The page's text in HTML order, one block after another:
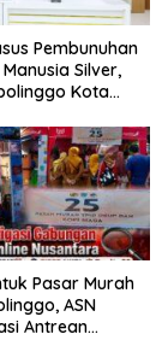
Pembunuhan
Silver,
Kota
Pasar Murah
ASN
Antrean